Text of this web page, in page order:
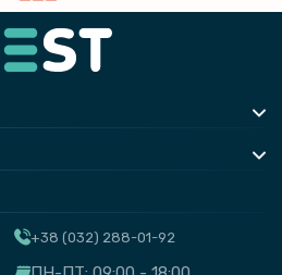
+38 (032) 288-01-92